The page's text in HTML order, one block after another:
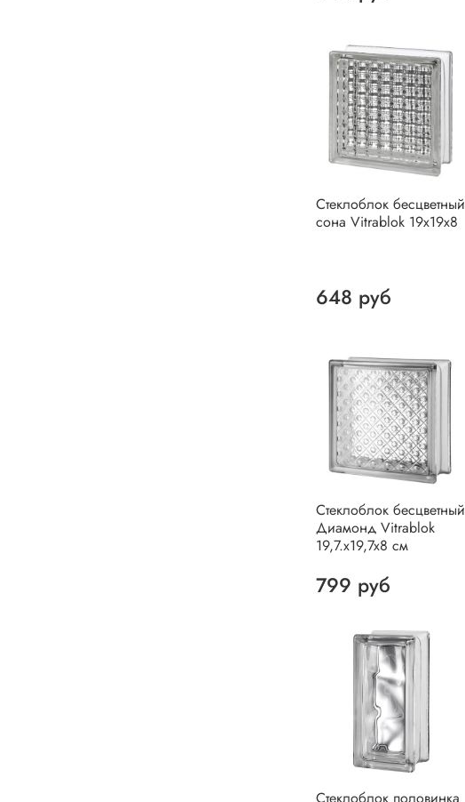
Стеклоблок бесцветный
сона Vitrablok 19х19х8
648 руб
Стеклоблок бесцветный
Диамонд Vitrablok
19,7.x19,7x8 см
799 руб